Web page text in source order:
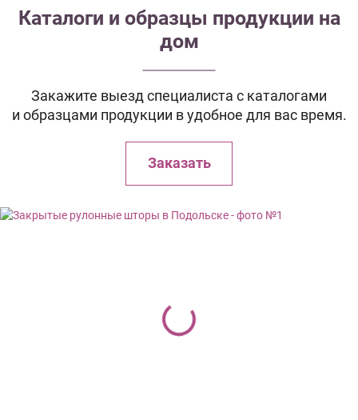
Каталоги и образцы продукции на
дом
Закажите выезд специалиста с каталогами
и образцами продукции в удобное для вас время.
Заказать